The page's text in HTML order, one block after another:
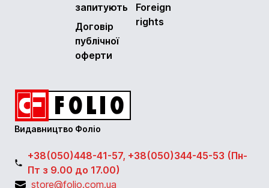
запитують
Договір
публічної
оферти
Foreign
rights
Видавництво Фоліо
+38(050)448-41-57, +38(050)344-45-53 (Пн-
Пт з 9.00 до 17.00)
store@folio.com.ua